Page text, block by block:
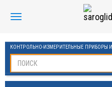
КОНТРОЛЬНО-ИЗМЕРИТЕЛЬНЫЕ ПРИБОРЫ И